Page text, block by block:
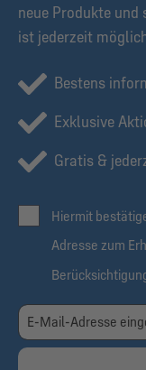
neue Produkte und
ist jederzeit
Bestens
Exklusive
Gratis &
Hiermit
Adresse zum